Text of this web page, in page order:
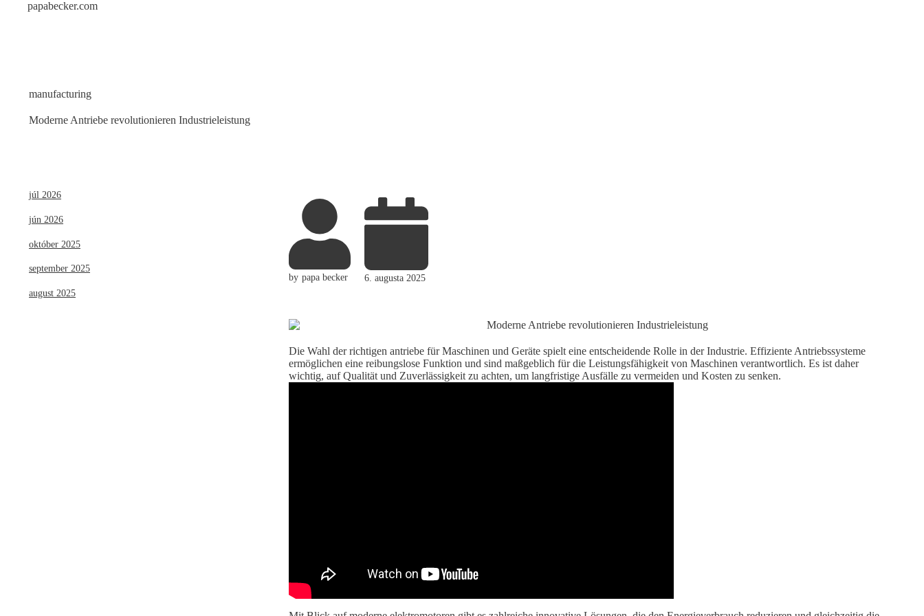
papabecker.com
Moderne Antriebe revolutionieren Industrieleistung
Category
manufacturing
by papa becker 6. augusta 2025
Die Wahl der richtigen antriebe für Maschinen und Geräte spielt eine entscheidende Rolle in der Industrie. Effiziente Antriebssysteme
ermöglichen eine reibungslose Funktion und sind maßgeblich für die Leistungsfähigkeit von Maschinen verantwortlich. Es ist daher
wichtig, auf Qualität und Zuverlässigkeit zu achten, um langfristige Ausfälle zu vermeiden und Kosten zu senken.
júl 2026
jún 2026
október 2025
september 2025
august 2025